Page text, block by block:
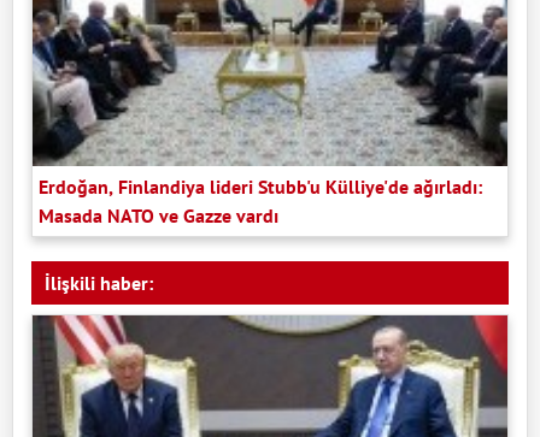
Erdoğan, Finlandiya lideri Stubb'u Külliye'de ağırladı:
Masada NATO ve Gazze vardı
İlişkili haber: